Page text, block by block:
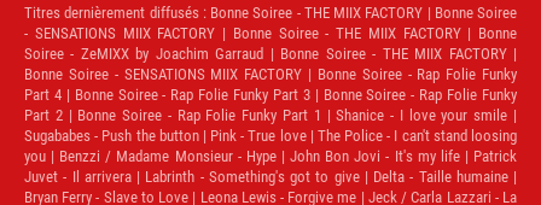
Titres dernièrement diffusés :Bonne Soiree - THE MIIX FACTORY | Bonne Soiree
- SENSATIONS MIIX FACTORY | Bonne Soiree - THE MIIX FACTORY | Bonne
Soiree - ZeMIXX by Joachim Garraud | Bonne Soiree - THE MIIX FACTORY |
Bonne Soiree - SENSATIONS MIIX FACTORY | Bonne Soiree - Rap Folie Funky
Part 4 | Bonne Soiree - Rap Folie Funky Part 3 | Bonne Soiree - Rap Folie Funky
Part 2 | Bonne Soiree - Rap Folie Funky Part 1 | Shanice - I love your smile |
Sugababes - Push the button | Pink - True love | The Police - I can't stand loosing
you | Benzzi / Madame Monsieur - Hype | John Bon Jovi - It's my life | Patrick
Juvet - Il arrivera | Labrinth - Something's got to give | Delta - Taille humaine |
Bryan Ferry - Slave to Love | Leona Lewis - Forgive me | Jeck / Carla Lazzari - La